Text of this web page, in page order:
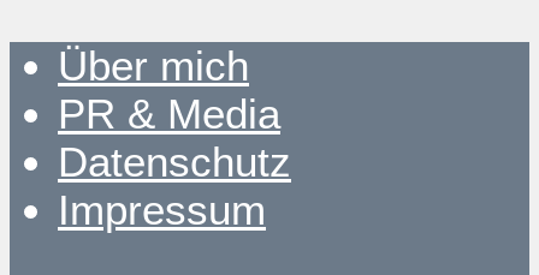
Über mich
PR & Media
Datenschutz
Impressum